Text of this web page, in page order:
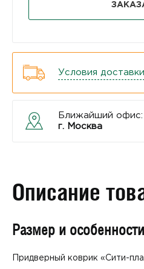
Условия
Ближайший офис:
г. Москва
Описание
Размер и
Придверный коврик «Сити-